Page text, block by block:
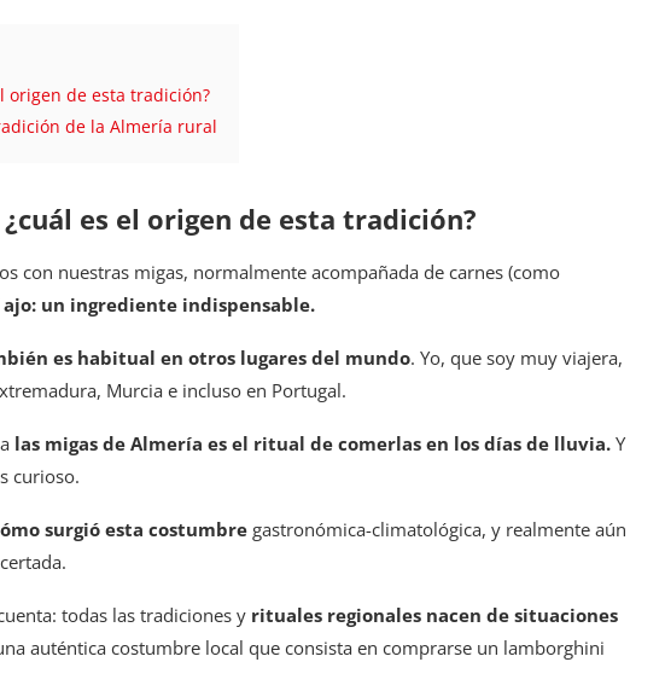
origen de esta tradición?
de la Almería rural
es el origen de esta tradición?
con nuestras migas, normalmente acompañada de carnes (como
ajo: un ingrediente indispensable.
es habitual en otros lugares del mundo. Yo, que soy muy viajera,
Murcia e incluso en Portugal.
las migas de Almería es el ritual de comerlas en los días de lluvia. Y
curioso.
surgió esta costumbre gastronómica-climatológica, y realmente aún
todas las tradiciones y rituales regionales nacen de situaciones
auténtica costumbre local que consista en comprarse un lamborghini